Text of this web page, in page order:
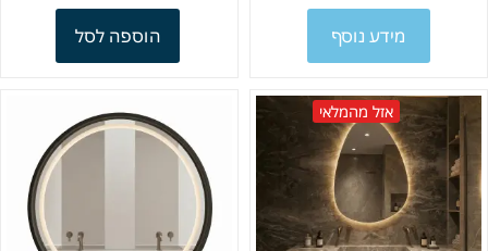
מידע נוסף הוספה לסל
אזל מהמלאי